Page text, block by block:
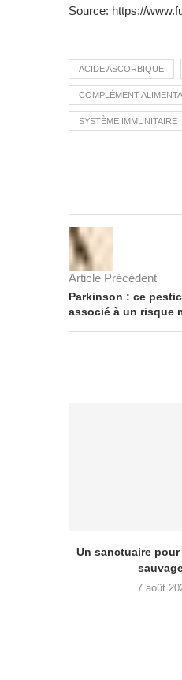
Source: https://
ACIDE ASCORBIQUE
COMPLÉMENT
SYSTÈME IMMUNITAIRE
Article Précédent
Parkinson : ce
associé à un risque
Un sanctuaire
7 août